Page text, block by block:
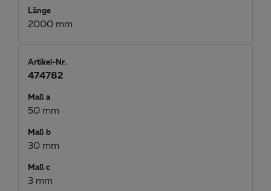
Länge
2000 mm
Artikel-Nr.
474782
Maß a
50 mm
Maß b
30 mm
Maß c
3 mm